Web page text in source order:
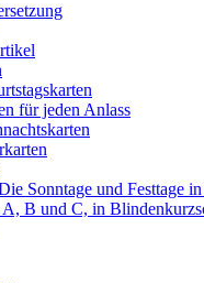
für jeden Anlass
Sonntage und Festtage in
A, B und C, in